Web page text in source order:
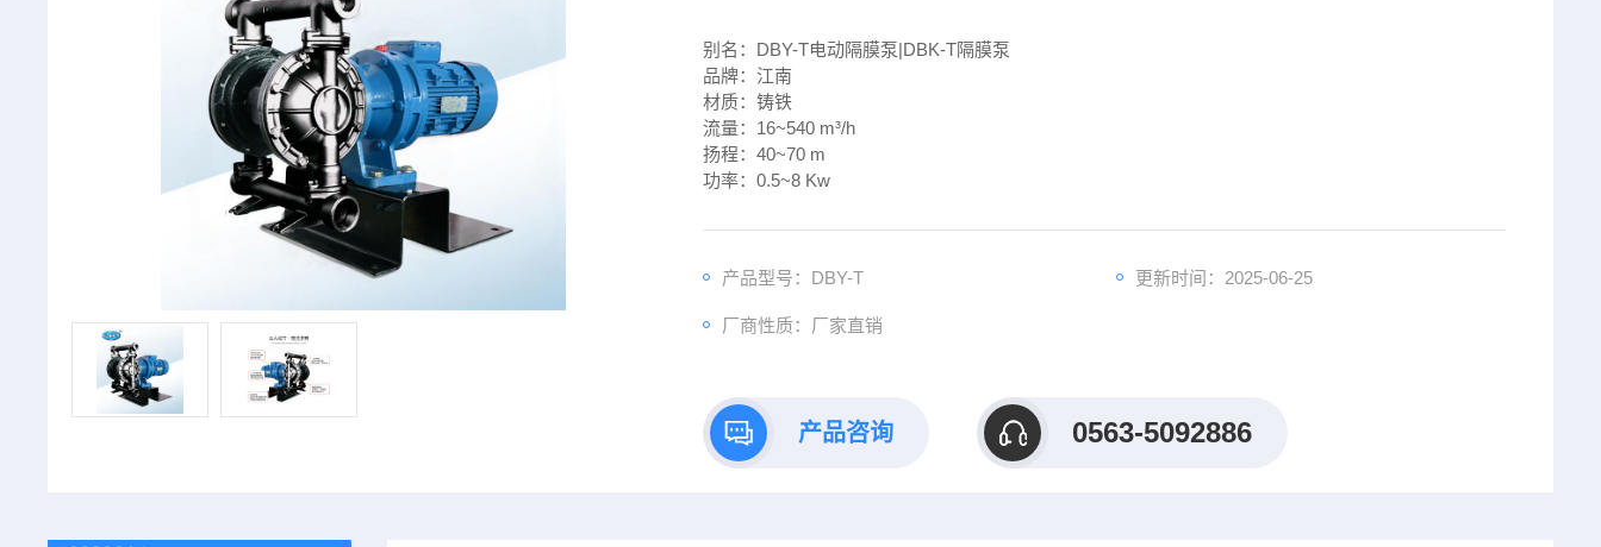
别名：DBY-T电动隔膜泵|DBK-T隔膜泵
品牌：江南
材质：铸铁
流量：16~540 m³/h
扬程：40~70 m
功率：0.5~8 Kw
产品型号：DBY-T 更新时间：2025-06-25
厂商性质：厂家直销
产品咨询 0563-5092886